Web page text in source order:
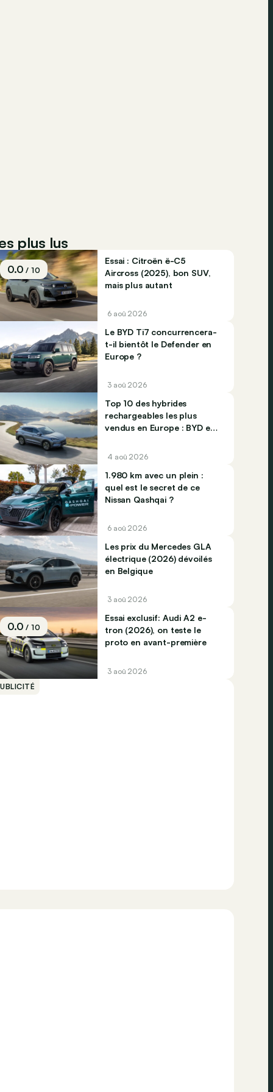
plus lus
0.0/ 10
Essai : Citroën ë-C5
Aircross (2025), bon SUV,
mais plus autant
6 aoû 2026
Le BYD Ti7 concurrencera-
t-il bientôt le Defender en
Europe ?
3 aoû 2026
Top 10 des hybrides
rechargeables les plus
vendus en Europe : BYD et
4 aoû 2026
1.980 km avec un plein :
quel est le secret de ce
Nissan Qashqai ?
6 aoû 2026
Les prix du Mercedes GLA
électrique (2026) dévoilés
en Belgique
3 aoû 2026
0.0/ 10
Essai exclusif: Audi A2 e-
tron (2026), on teste le
proto en avant-première
3 aoû 2026